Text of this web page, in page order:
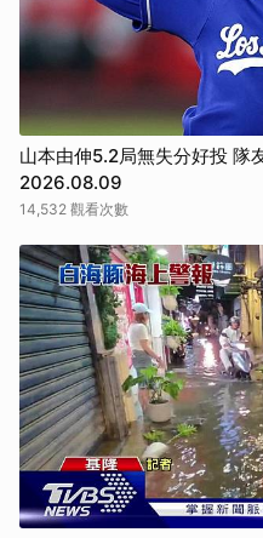
山本由伸5.2局無失分好投 隊
2026.08.09
14,532 觀看次數